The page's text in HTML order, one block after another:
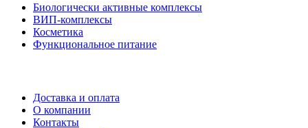
Биологически активные комплексы
ВИП-комплексы
Косметика
Функциональное питание
Доставка и оплата
О компании
Контакты